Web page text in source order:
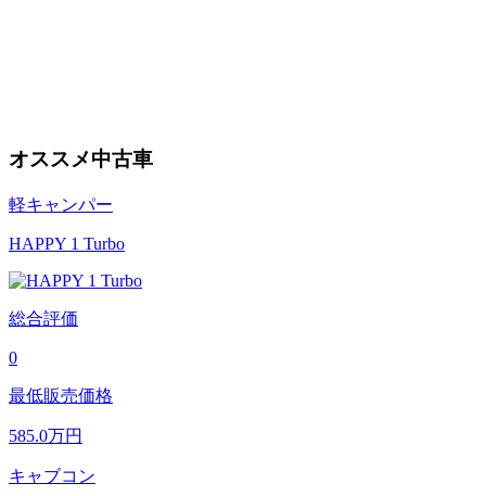
オススメ中古車
軽キャンパー
HAPPY 1 Turbo
総合評価
0
最低販売価格
585.0万円
キャブコン